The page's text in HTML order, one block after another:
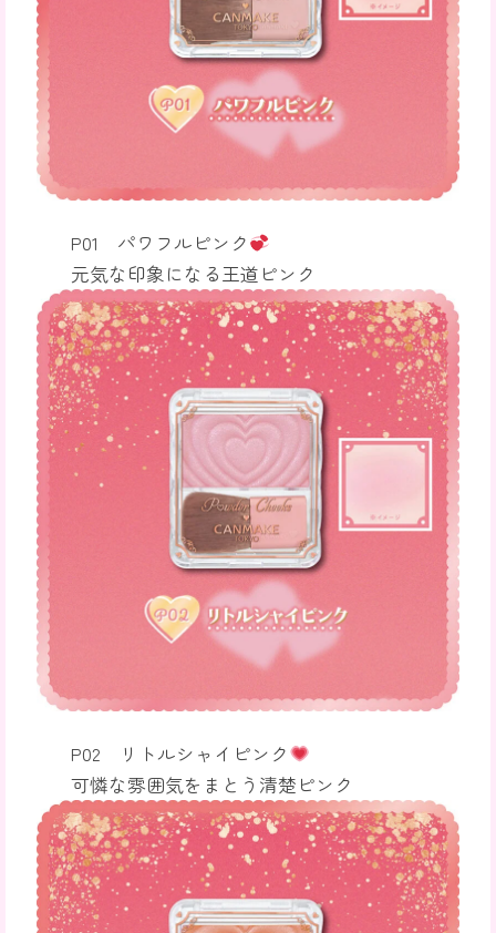
P01 パワフルピンク
元気な印象になる王道ピンク
P02 リトルシャイピンク
可憐な雰囲気をまとう清楚ピンク